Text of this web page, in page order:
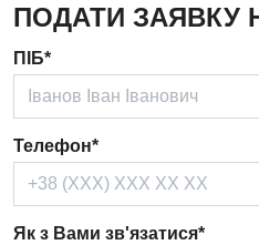
Неврологія
Нейрохірургія
Онкологічне відділлення
Оториноларингологія
Офтальмологічне
ПОДАТИ ЗАЯВКУ
ПІБ*
Телефон*
Як з Вами зв'язатися*